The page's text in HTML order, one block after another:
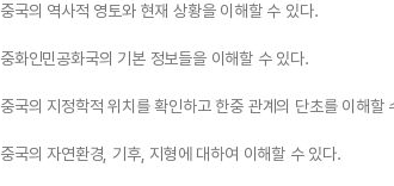
중국의 역사적 영토와 현재 상황을 이해할 수 있다.
중화인민공화국의 기본 정보들을 이해할 수 있다.
중국의 지정학적 위치를 확인하고 한중 관계의 단초를 이해할
중국의 자연환경, 기후, 지형에 대하여 이해할 수 있다.